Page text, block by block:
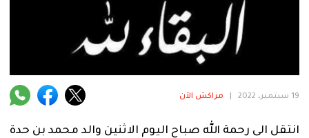
آراء19 سبتمبر، 2022 مراكش الآن
انتقل الى رحمة الله صباح اليوم الاثنين والد محمد بن حدة